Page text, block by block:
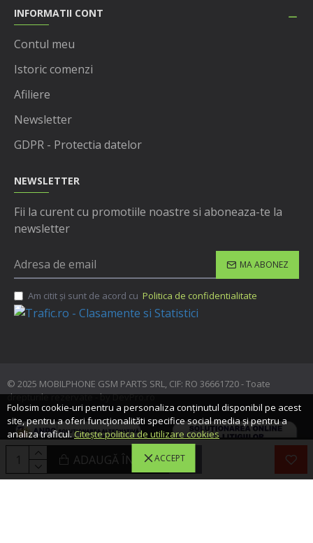
ADAUGĂ ÎN COŞ
INFORMATII CONT
Contul meu
Istoric comenzi
Afiliere
Newsletter
GDPR - Protectia datelor
NEWSLETTER
Fii la curent cu promotiile noastre si aboneaza-te la
newsletter
MA ABONEZ
Am citit şi sunt de acord cu Politica de confidentialitate
© 2025 MOBILPHONE GSM PARTS SRL, CIF: RO 36661720 - Toate
drepturile rezervate - by DevPro.ro
ACCEPT
Folosim cookie-uri pentru a personaliza conținutul disponibil pe acest
site, pentru a oferi funcționalităti specifice social media și pentru a
analiza traficul.Citește politica de utilizare cookies